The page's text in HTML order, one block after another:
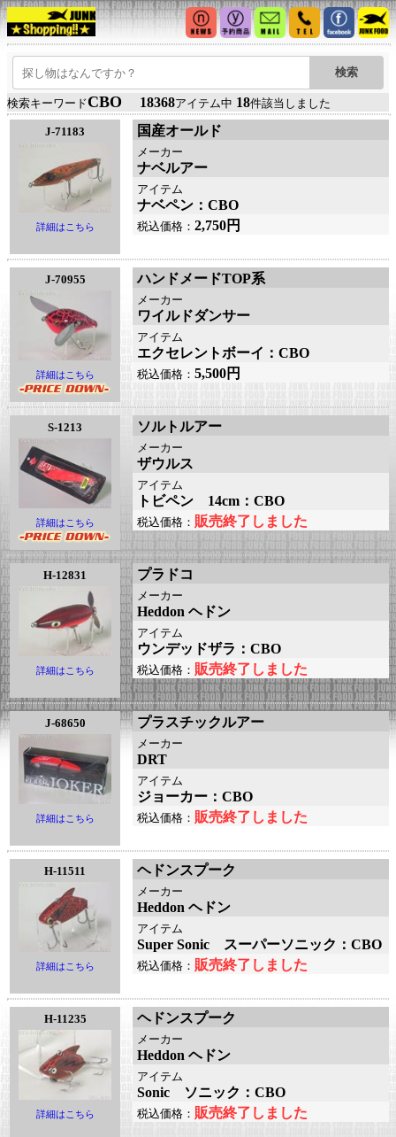
検索キーワードCBO 18368アイテム中 18件該当しました
J-71183
詳細はこちら
国産オールド
メーカー
ナベルアー
アイテム
ナベペン：CBO
税込価格： 2,750円
J-70955
詳細はこちら
ハンドメードTOP系
メーカー
ワイルドダンサー
アイテム
エクセレントボーイ：CBO
税込価格： 5,500円
S-1213
詳細はこちら
ソルトルアー
メーカー
ザウルス
アイテム
トビペン 14cm：CBO
税込価格： 販売終了しました
H-12831
詳細はこちら
プラドコ
メーカー
Heddon ヘドン
アイテム
ウンデッドザラ：CBO
税込価格： 販売終了しました
J-68650
詳細はこちら
プラスチックルアー
メーカー
DRT
アイテム
ジョーカー：CBO
税込価格： 販売終了しました
H-11511
詳細はこちら
ヘドンスプーク
メーカー
Heddon ヘドン
アイテム
Super Sonic スーパーソニック：CBO
税込価格： 販売終了しました
H-11235
詳細はこちら
ヘドンスプーク
メーカー
Heddon ヘドン
アイテム
Sonic ソニック：CBO
税込価格： 販売終了しました